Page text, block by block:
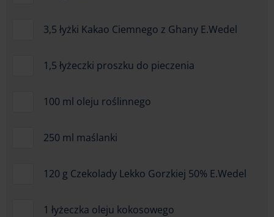
3,5 łyżki Kakao Ciemnego z Ghany E.Wedel
1,5 łyżeczki proszku do pieczenia
100 ml oleju roślinnego
250 ml maślanki
120 g Czekolady Lekko Gorzkiej 50% E.Wedel
1 łyżeczka oleju kokosowego